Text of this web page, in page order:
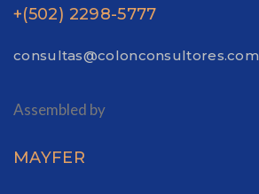
+(502) 2298-5777
consultas@colonconsultores.com
Assembled by
MAYFER